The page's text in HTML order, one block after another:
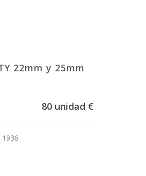
22mm y 25mm
80 unidad €